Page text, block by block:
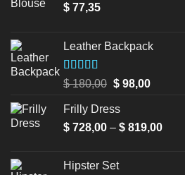
$ 77,35
Leather Backpack
Valorado en
de 5
$180,00 Original
was:
$ 180,00.
$98,00Current
$ 98,00.
Frilly Dress
$ 728,00 – $ 819,00Price
Hipster Set